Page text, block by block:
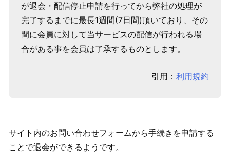
が退会・配信停止申請を行ってから弊社の処理が
完了するまでに最長1週間(7日間)頂いており、その
間に会員に対して当サービスの配信が行われる場
合がある事を会員は了承するものとします。
引用： 利用規約
サイト内のお問い合わせフォームから手続きを申請する
ことで退会ができるようです。